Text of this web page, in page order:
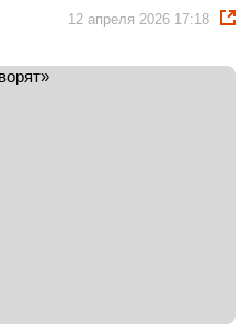
12 апреля 2026 17:18